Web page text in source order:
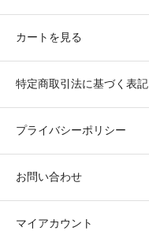
カートを見る
特定商取引法に基づく表記
プライバシーポリシー
お問い合わせ
マイアカウント